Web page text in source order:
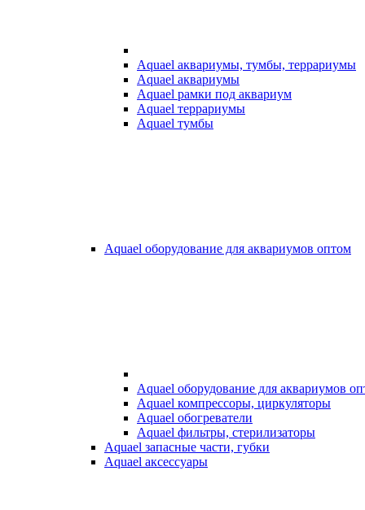
Aquael аквариумы, тумбы, террариумы
Aquael аквариумы
Aquael рамки под аквариум
Aquael террариумы
Aquael тумбы
Aquael оборудование для аквариумов оптом
Aquael оборудование для аквариумов
Aquael компрессоры, циркуляторы
Aquael обогреватели
Aquael фильтры, стерилизаторы
Aquael запасные части, губки
Aquael аксессуары